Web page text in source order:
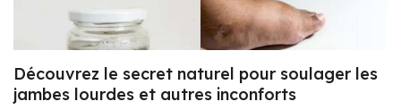
Découvrez le secret naturel pour soulager les
jambes lourdes et autres inconforts